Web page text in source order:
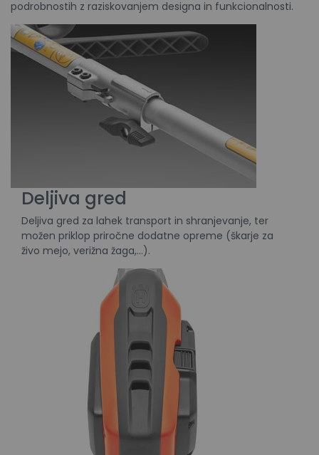
podrobnostih z raziskovanjem designa in funkcionalnosti.
Deljiva gred
Deljiva gred za lahek transport in shranjevanje, ter
možen priklop priročne dodatne opreme (škarje za
živo mejo, verižna žaga,...).